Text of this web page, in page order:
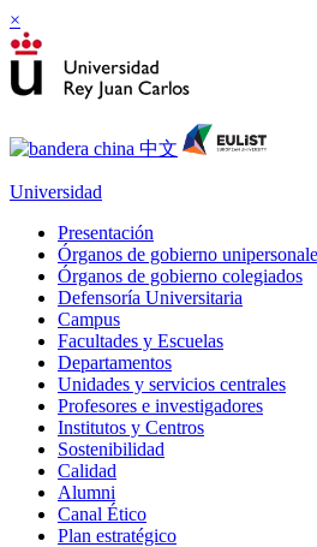
×
Universidad
Presentación
Órganos de gobierno
Órganos de gobierno colegiados
Defensoría Universitaria
Campus
Facultades y Escuelas
Departamentos
Unidades y servicios centrales
Profesores e investigadores
Institutos y Centros
Sostenibilidad
Calidad
Alumni
Canal Ético
Plan estratégico